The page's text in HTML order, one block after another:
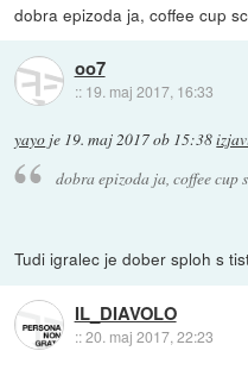
dobra epizoda ja, coffee cup
oo7
:: 19. maj 2017, 16:33
yayo je 19. maj 2017 ob 15:38
dobra epizoda ja, coffee cup
Tudi igralec je dober sploh s
IL_DIAVOLO
::20. maj 2017, 22:23